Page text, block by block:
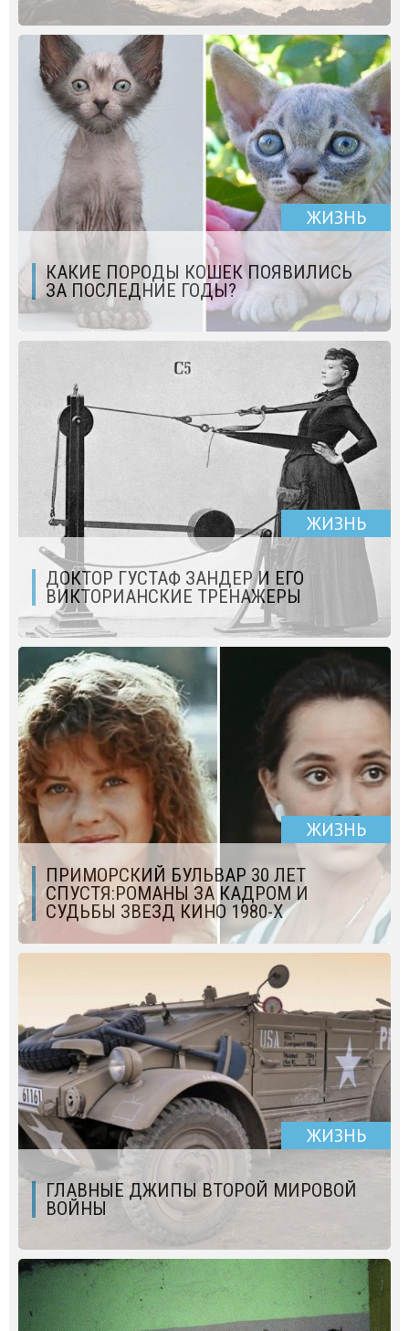
ЖИЗНЬ
КАКИЕ ПОРОДЫ КОШЕК ПОЯВИЛИСЬ
ЗА ПОСЛЕДНИЕ ГОДЫ?
ЖИЗНЬ
ДОКТОР ГУСТАФ ЗАНДЕР И ЕГО
ВИКТОРИАНСКИЕ ТРЕНАЖЕРЫ
ЖИЗНЬ
ПРИМОРСКИЙ БУЛЬВАР 30 ЛЕТ
СПУСТЯ:РОМАНЫ ЗА КАДРОМ И
СУДЬБЫ ЗВЕЗД КИНО 1980-Х
ЖИЗНЬ
ГЛАВНЫЕ ДЖИПЫ ВТОРОЙ МИРОВОЙ
ВОЙНЫ